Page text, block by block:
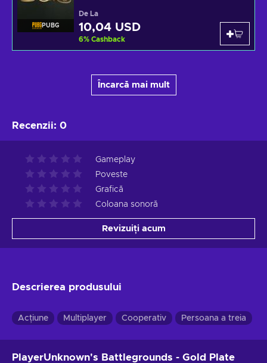
PUBG
De La
10,04 USD
6% Cashback
Încarcă mai mult
Recenzii: 0
Gameplay
Poveste
Grafică
Coloana sonoră
Revizuiți acum
Descrierea produsului
Acțiune Multiplayer Cooperativ Persoana a treia
PlayerUnknown's Battlegrounds - Gold Plate